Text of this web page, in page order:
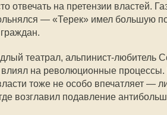
отвечать на претензии властей.
— «Терек» имел большую
театрал, альпинист-любитель
влиял на революционные процессы.
тоже не особо впечатляет —
возглавил подавление